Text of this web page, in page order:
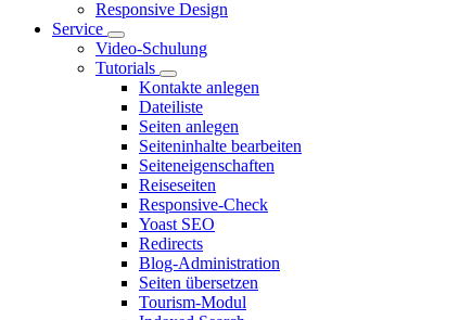
Responsive Design
Service
Video-Schulung
Tutorials
Kontakte anlegen
Dateiliste
Seiten anlegen
Seiteninhalte bearbeiten
Seiteneigenschaften
Reiseseiten
Responsive-Check
Yoast SEO
Redirects
Blog-Administration
Seiten übersetzen
Tourism-Modul